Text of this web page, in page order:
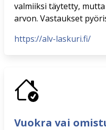
valmiiksi täytetty,
arvon. Vastaukset
https://alv-laskuri.fi/
Vuokra vai